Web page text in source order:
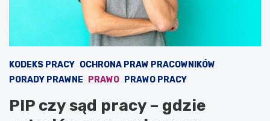
KODEKS PRACY OCHRONA PRAW PRACOWNIKÓW
PORADY PRAWNE
PRAWO PRAWO PRACY
PIP czy sąd pracy – gdzie